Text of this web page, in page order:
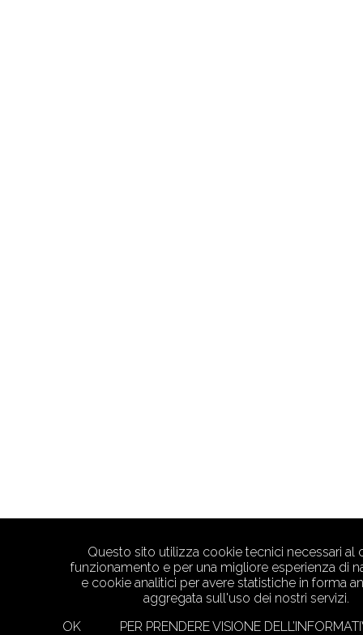
Questo sito utilizza cookie tecnici necessari al
funzionamento e per una migliore esperienza di
e cookie analitici per avere statistiche in forma
aggregata sull'uso dei nostri servizi.
OK
PER PRENDERE VISIONE